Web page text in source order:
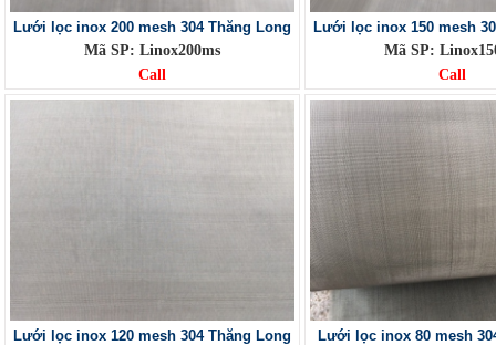
Lưới lọc inox 200 mesh 304 Thăng Long
Mã SP: Linox200ms
Call
Lưới lọc inox 150 mesh
Mã SP:
Call
Lưới lọc inox 120 mesh 304 Thăng Long
Lưới lọc inox 80 mesh